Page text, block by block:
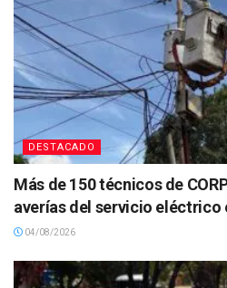
DESTACADO
Más de 150 técnicos de
averías del servicio eléctrico
04/08/2026